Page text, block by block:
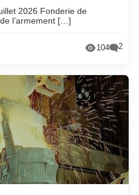
2026 Fonderie de
l’armement […]
104 2